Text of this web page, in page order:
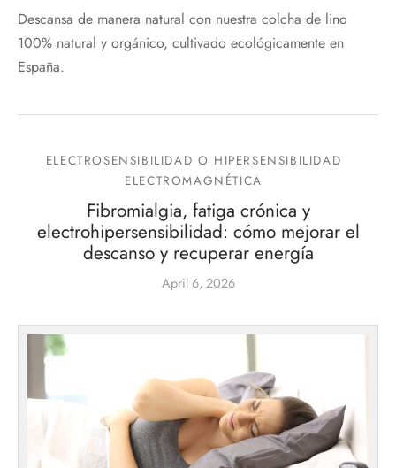
Descansa de manera natural con nuestra colcha de lino
100% natural y orgánico, cultivado ecológicamente en
España.
ELECTROSENSIBILIDAD O HIPERSENSIBILIDAD
ELECTROMAGNÉTICA
Fibromialgia, fatiga crónica y
electrohipersensibilidad: cómo mejorar el
descanso y recuperar energía
April 6, 2026